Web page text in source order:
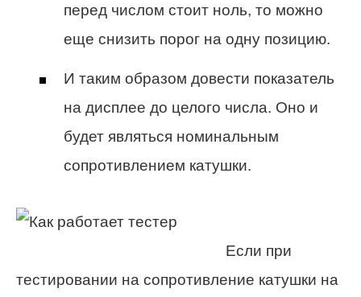
перед числом стоит ноль, то можно
еще снизить порог на одну позицию.
И таким образом довести показатель
на дисплее до целого числа. Оно и
будет являться номинальным
сопротивлением катушки.
Если при
тестировании на сопротивление катушки на